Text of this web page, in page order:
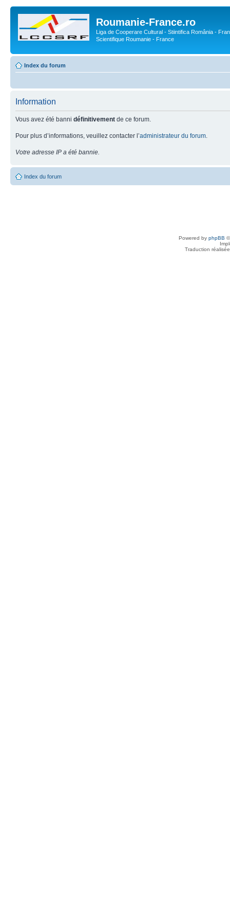
Roumanie-France.ro
Liga de Cooperare Cultural - Stiintifica România -
Scientifique Roumanie - France
Index du forum
Information
Vous avez été banni définitivement de ce forum.
Pour plus d’informations, veuillez contacter l’administrateur du forum
Votre adresse IP a été bannie.
Index du forum
Powered by phpBB
Traduction